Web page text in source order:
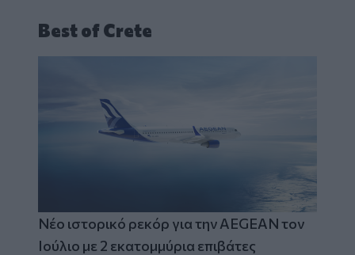
Best of Crete
Νέο ιστορικό ρεκόρ για την AEGEAN τον
Ιούλιο με 2 εκατομμύρια επιβάτες